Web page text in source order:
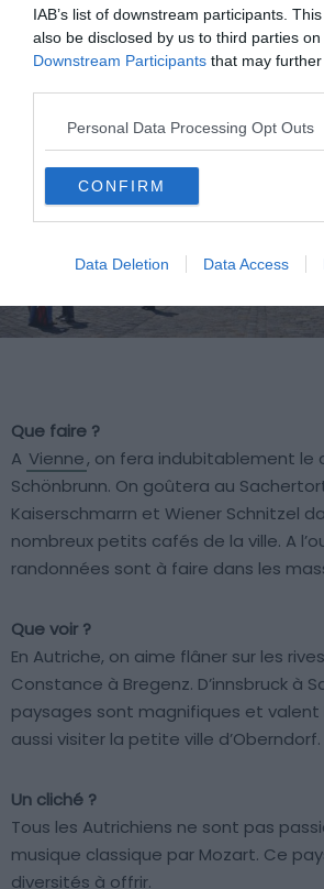
IAB’s list of downstream participants.
also be disclosed by us to third parties on
Downstream Participants that may
Personal Data Processing Opt Outs
CONFIRM
Data Deletion Data Access
Que faire ?
A Vienne, on fera indubitablement le
Schönbrunn. On goûtera au
Kaiserschmarrn et Wiener Schnitzel
nombreux petits cafés de la ville. A
randonnées sont à faire dans les
Que voir ?
En Autriche, on aime flâner sur les
Constance à Bregenz. D’innsbruck à
paysages sont magnifiques et valent
aussi visiter la petite ville d’Oberndorf.
Un cliché ?
Tous les Autrichiens ne sont pas
musique classique par Mozart. Ce
diversités à offrir.